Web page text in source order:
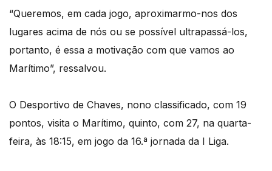
“Queremos, em cada jogo, aproximarmo-nos dos
lugares acima de nós ou se possível ultrapassá-los,
portanto, é essa a motivação com que vamos ao
Marítimo”, ressalvou.
O Desportivo de Chaves, nono classificado, com 19
pontos, visita o Marítimo, quinto, com 27, na quarta-
feira, às 18:15, em jogo da 16.ª jornada da I Liga.